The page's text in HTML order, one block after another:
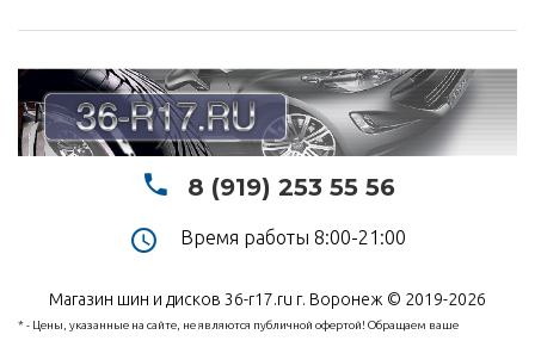
8 (919) 253 55 56
Время работы 8:00-21:00
Магазин шин и дисков 36-r17.ru г. Воронеж © 2019-2026
* - Цены, указанные на сайте, не являются публичной офертой! Обращаем ваше